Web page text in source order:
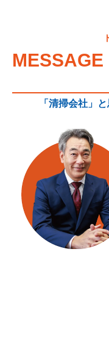
MESSAGE
「清掃会社」